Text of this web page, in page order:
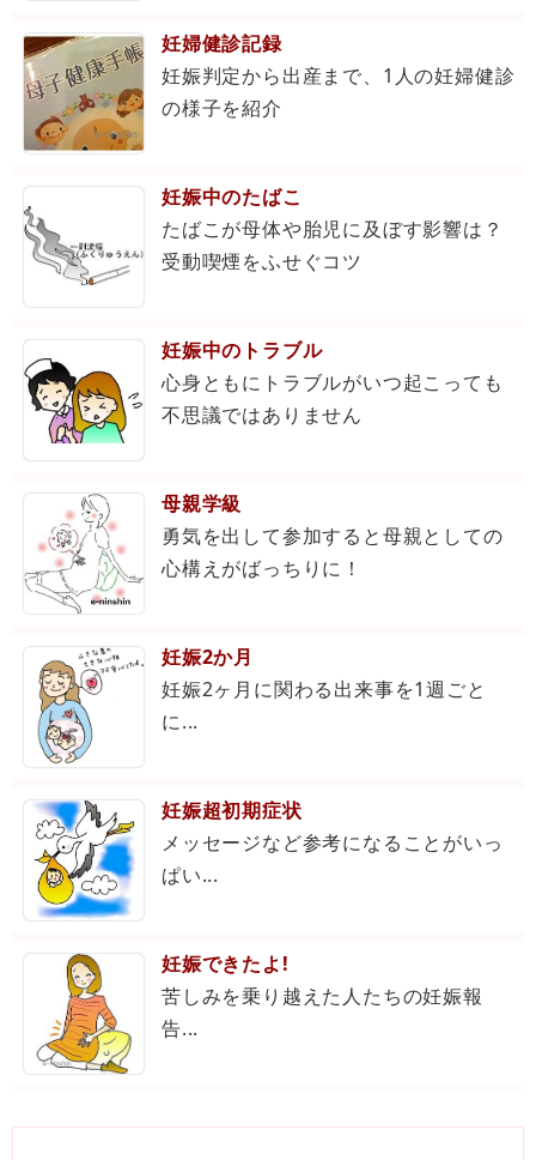
妊婦健診記録
妊娠判定から出産まで、1人の妊婦健診
の様子を紹介
妊娠中のたばこ
たばこが母体や胎児に及ぼす影響は？
受動喫煙をふせぐコツ
妊娠中のトラブル
心身ともにトラブルがいつ起こっても
不思議ではありません
母親学級
勇気を出して参加すると母親としての
心構えがばっちりに！
妊娠2か月
妊娠2ヶ月に関わる出来事を1週ごと
に...
妊娠超初期症状
メッセージなど参考になることがいっ
ぱい...
妊娠できたよ!
苦しみを乗り越えた人たちの妊娠報
告...